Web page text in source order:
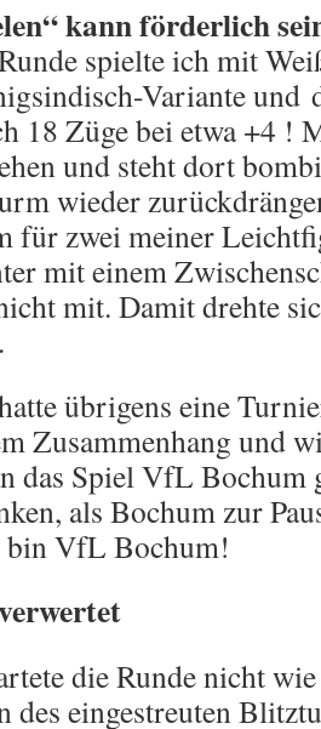
kann förderlich
spielte ich mit
Variante und
18 Züge bei etwa +4 !
und steht dort
wieder
für zwei meiner
mit einem
mit. Damit drehte
übrigens eine
Zusammenhang und
das Spiel VfL Bochum
als Bochum zur
bin VfL Bochum!
die Runde nicht
des eingestreuten